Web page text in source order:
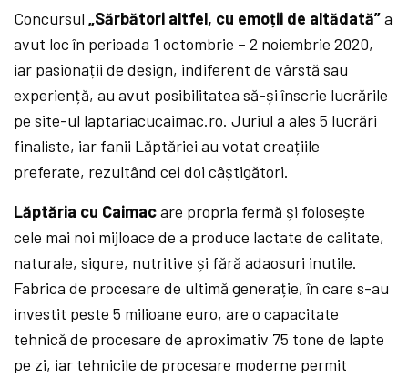
Concursul„Sărbători altfel, cu emoții de altădată”a
avut loc în perioada 1 octombrie – 2 noiembrie 2020,
iar pasionații de design, indiferent de vârstă sau
experiență, au avut posibilitatea să-și înscrie lucrările
pe site-ul laptariacucaimac.ro. Juriul a ales 5 lucrări
finaliste, iar fanii Lăptăriei au votat creațiile
preferate, rezultând cei doi câștigători.
Lăptăria cu Caimacare propria fermă și folosește
cele mai noi mijloace de a produce lactate de calitate,
naturale, sigure, nutritive și fără adaosuri inutile.
Fabrica de procesare de ultimă generație, în care s-au
investit peste 5 milioane euro, are o capacitate
tehnică de procesare de aproximativ 75 tone de lapte
pe zi, iar tehnicile de procesare moderne permit